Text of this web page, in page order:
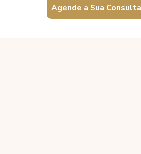
Agende a Sua